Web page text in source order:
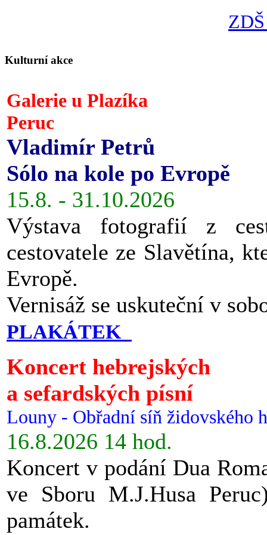
Kulturní akce
Galerie u Plazíka
Peruc
Vladimír Petrů
Sólo na kole po Evropě
15.8. - 31.10.2026
Výstava fotografií z
cestovatele ze Slavětína,
Evropě.
Vernisáž se uskuteční v
PLAKÁTEK
Koncert hebrejských
a sefardských písní
Louny - Obřadní síň židovského
16.8.2026 14 hod.
Koncert v podání Dua
ve Sboru M.J.Husa
památek.